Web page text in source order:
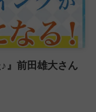
』前田雄大さん